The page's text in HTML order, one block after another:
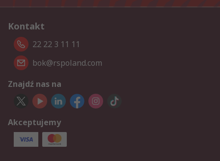
Kontakt
22 22 3 11 11
bok@rspoland.com
Znajdź nas na
Akceptujemy